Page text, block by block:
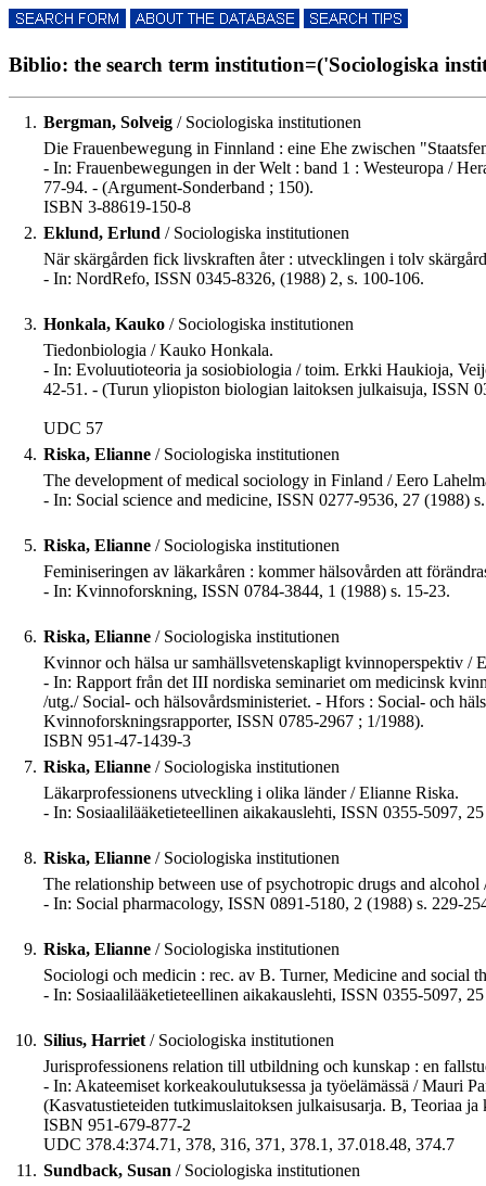
Biblio: the search term institution=('Sociologiska
1. Bergman, Solveig / Sociologiska institutionen
Die Frauenbewegung in Finnland : eine Ehe zwischen
- In: Frauenbewegungen in der Welt : band 1 : Westeuropa /
77-94. - (Argument-Sonderband ; 150).
ISBN 3-88619-150-8
2. Eklund, Erlund / Sociologiska institutionen
När skärgården fick livskraften åter : utvecklingen i tolv
- In: NordRefo, ISSN 0345-8326, (1988) 2, s. 100-106.
3. Honkala, Kauko / Sociologiska institutionen
Tiedonbiologia / Kauko Honkala.
- In: Evoluutioteoria ja sosiobiologia / toim. Erkki Haukioja,
42-51. - (Turun yliopiston biologian laitoksen julkaisuja, ISSN
UDC 57
4. Riska, Elianne / Sociologiska institutionen
The development of medical sociology in Finland / Eero
- In: Social science and medicine, ISSN 0277-9536, 27 (1988)
5. Riska, Elianne / Sociologiska institutionen
Feminiseringen av läkarkåren : kommer hälsovården att
- In: Kvinnoforskning, ISSN 0784-3844, 1 (1988) s. 15-23.
6. Riska, Elianne / Sociologiska institutionen
Kvinnor och hälsa ur samhällsvetenskapligt kvinnoperspektiv /
- In: Rapport från det III nordiska seminariet om medicinsk
/utg./ Social- och hälsovårdsministeriet. - Hfors : Social- och
Kvinnoforskningsrapporter, ISSN 0785-2967 ; 1/1988).
ISBN 951-47-1439-3
7. Riska, Elianne / Sociologiska institutionen
Läkarprofessionens utveckling i olika länder / Elianne Riska.
- In: Sosiaalilääketieteellinen aikakauslehti, ISSN 0355-5097,
8. Riska, Elianne / Sociologiska institutionen
The relationship between use of psychotropic drugs and
- In: Social pharmacology, ISSN 0891-5180, 2 (1988) s. 229-
9. Riska, Elianne / Sociologiska institutionen
Sociologi och medicin : rec. av B. Turner, Medicine and social
- In: Sosiaalilääketieteellinen aikakauslehti, ISSN 0355-5097,
10. Silius, Harriet/ Sociologiska institutionen
Jurisprofessionens relation till utbildning och kunskap : en
- In: Akateemiset korkeakoulutuksessa ja työelämässä / Mauri
(Kasvatustieteiden tutkimuslaitoksen julkaisusarja. B, Teoriaa
ISBN 951-679-877-2
UDC 378.4:374.71, 378, 316, 371, 378.1, 37.018.48, 374.7
11. Sundback, Susan / Sociologiska institutionen